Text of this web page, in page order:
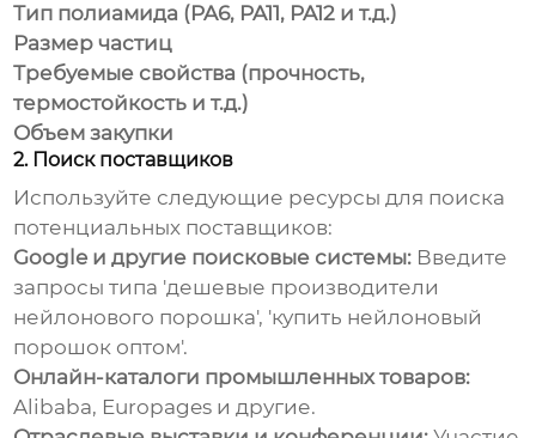
Тип полиамида (PA6, PA11, PA12 и т.д.)
Размер частиц
Требуемые свойства (прочность,
термостойкость и т.д.)
Объем закупки
2. Поиск поставщиков
Используйте следующие ресурсы для поиска
потенциальных поставщиков:
Google и другие поисковые системы: Введите
запросы типа 'дешевые производители
нейлонового порошка', 'купить нейлоновый
порошок оптом'.
Онлайн-каталоги промышленных товаров:
Alibaba, Europages и другие.